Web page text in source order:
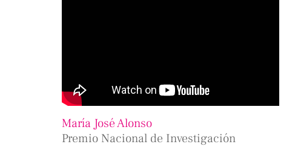
María José Alonso
Premio Nacional de Investigación